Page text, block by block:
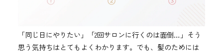
「同じ日にやりたい」「2回サロンに行くのは面倒…」そう
思う気持ちはとてもよくわかります。でも、髪のためには